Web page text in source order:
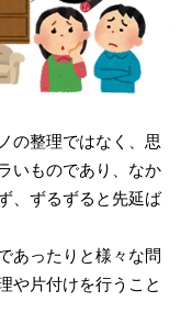
の整理ではなく、思
いものであり、なか
、ずるずると先延ば
あったりと様々な問
や片付けを行うこと